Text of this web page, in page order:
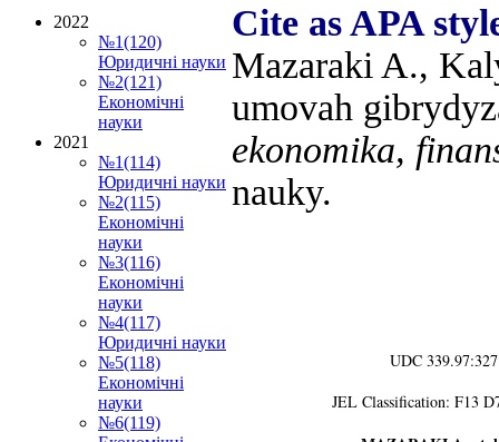
Cite as APA
Mazaraki A.,
umovah
ekonomika,
nauky.
UDC
JEL Classification: F13
2022
№1(120)
Юридичні науки
№2(121)
Економічні
науки
2021
№1(114)
Юридичні науки
№2(115)
Економічні
науки
№3(116)
Економічні
науки
№4(117)
Юридичні науки
№5(118)
Економічні
науки
№6(119)